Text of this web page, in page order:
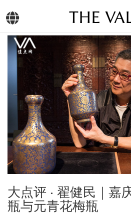
THE
大点评 ‧ 翟健民｜嘉
瓶与元青花梅瓶